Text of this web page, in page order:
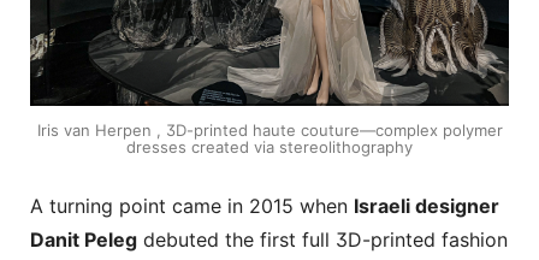
Iris van Herpen , 3D-printed haute couture—complex polymer
dresses created via stereolithography
A turning point came in 2015 when Israeli designer
Danit Peleg debuted the first full 3D-printed fashion